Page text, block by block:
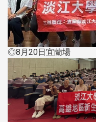
◎8月20日宜蘭場